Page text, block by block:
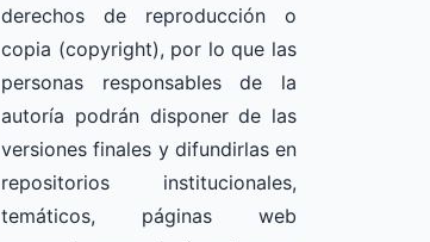
derechos de reproducción o
copia (copyright), por lo que las
personas responsables de la
autoría podrán disponer de las
versiones finales y difundirlasen
repositorios institucionales,
temáticos, páginas web